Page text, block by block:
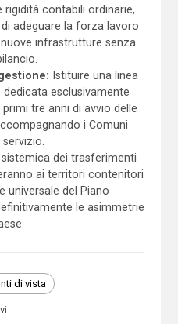
contabili ordinarie,
adeguare la forza lavoro
infrastrutture senza
Istituire una linea
esclusivamente
tre anni di avvio delle
i Comuni
sistemica dei trasferimenti
ai territori contenitori
universale del Piano
le asimmetrie
di vista